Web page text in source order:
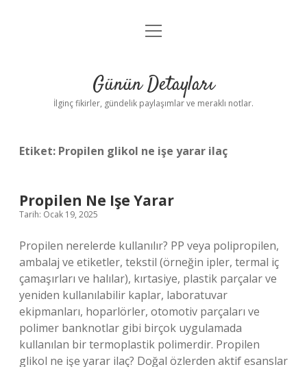
Gizlilik Politikası
Yasal Uyarı
menüyü
Günün Detayları
İlginç fikirler, gündelik paylaşımlar ve meraklı notlar.
Etiket: Propilen glikol ne işe yarar ilaç
Propilen Ne Işe Yarar
Tarih: Ocak 19, 2025
Propilen nerelerde kullanılır? PP veya polipropilen,
ambalaj ve etiketler, tekstil (örneğin ipler, termal iç
çamaşırları ve halılar), kırtasiye, plastik parçalar ve
yeniden kullanılabilir kaplar, laboratuvar
ekipmanları, hoparlörler, otomotiv parçaları ve
polimer banknotlar gibi birçok uygulamada
kullanılan bir termoplastik polimerdir. Propilen
glikol ne işe yarar ilaç? Doğal özlerden aktif esanslar